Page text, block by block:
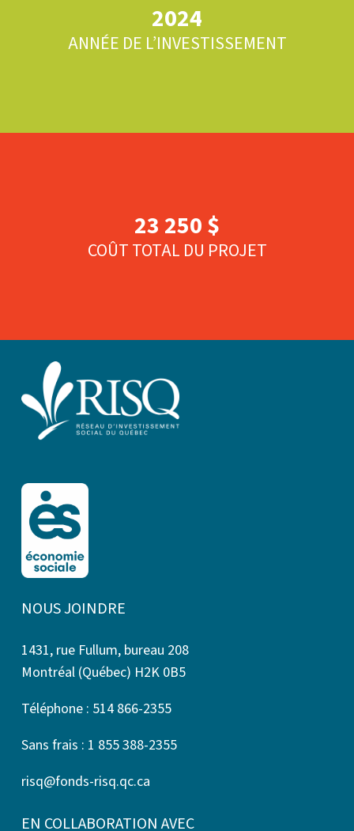
2024
ANNÉE DE L’INVESTISSEMENT
23 250 $
COÛT TOTAL DU PROJET
NOUS JOINDRE
1431, rue Fullum, bureau 208
Montréal (Québec) H2K 0B5
Téléphone : 514 866-2355
Sans frais : 1 855 388-2355
risq@fonds-risq.qc.ca
EN COLLABORATION AVEC